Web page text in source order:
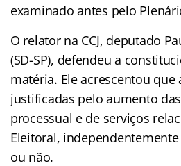
examinado antes pelo
O relator na CCJ, deputado
(SD-SP), defendeu a
matéria. Ele acrescentou que
justificadas pelo aumento
processual e de serviços
Eleitoral,
ou não.